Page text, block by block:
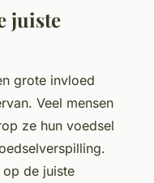
juiste
grote invloed
Veel mensen
ze hun voedsel
de juiste